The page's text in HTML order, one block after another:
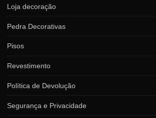
Loja decoração
Pedra Decorativas
Pisos
Revestimento
Política de Devolução
Segurança e Privacidade